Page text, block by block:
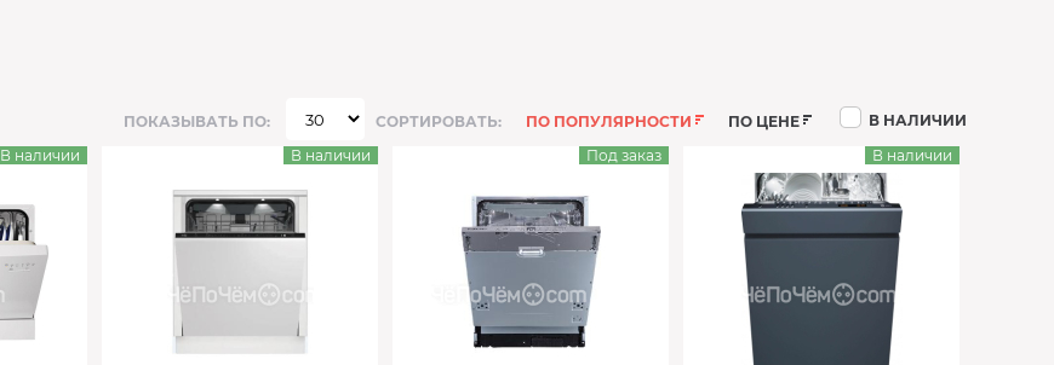
ПОКАЗЫВАТЬ ПО: СОРТИРОВАТЬ: ПО ПОПУЛЯРНОСТИ ПО ЦЕНЕ В НАЛИЧИИ
В наличии В наличии Под заказ В наличии